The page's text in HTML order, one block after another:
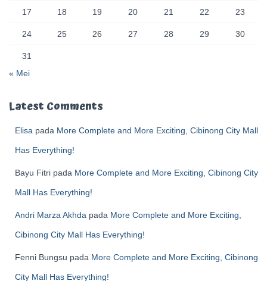
17 18 19 20 21 22 23
24 25 26 27 28 29 30
31
« Mei
Latest Comments
Elisa pada More Complete and More Exciting, Cibinong City Mall
Has Everything!
Bayu Fitri pada More Complete and More Exciting, Cibinong City
Mall Has Everything!
Andri Marza Akhda pada More Complete and More Exciting,
Cibinong City Mall Has Everything!
Fenni Bungsu pada More Complete and More Exciting, Cibinong
City Mall Has Everything!